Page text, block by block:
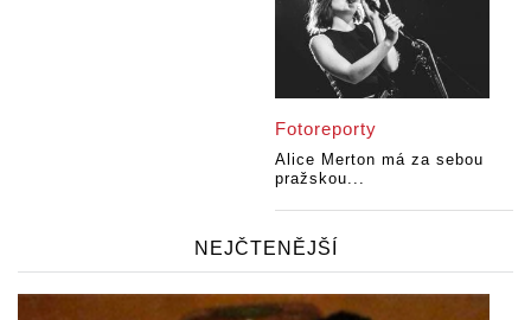
Fotoreporty
Alice Merton má za sebou
pražskou...
NEJČTENĚJŠÍ